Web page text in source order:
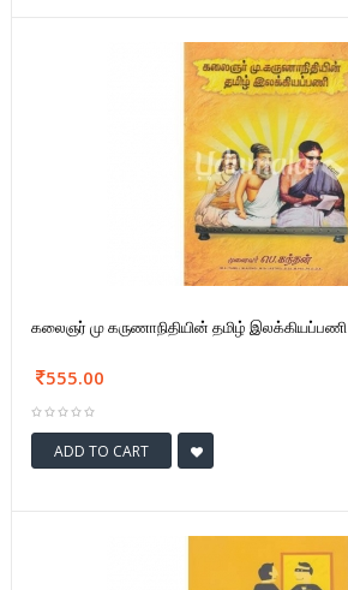
கலைஞர் மு கருணாநிதியின் தமிழ் இலக்கியப்பணி
555.00
ADD TO CART